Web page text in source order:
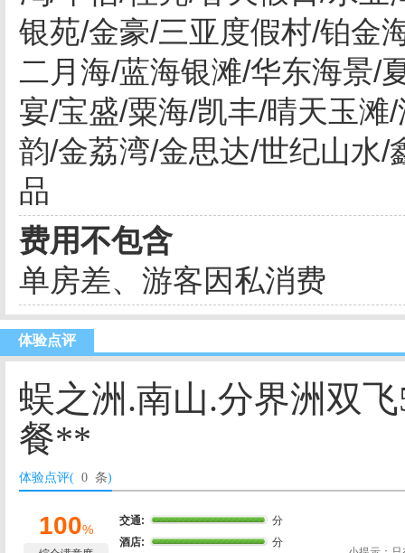
银苑/金豪/三亚度假村/铂金
二月海/蓝海银滩/华东海景/
宴/宝盛/粟海/凯丰/晴天玉
韵/金荔湾/金思达/世纪山水
品
费用不包含
单房差、游客因私消费
体验点评
蜈之洲.南山.分界洲双
餐**
体验点评( 0 条)
100%
交通:
分
酒店:
分